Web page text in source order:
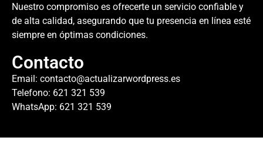
Nuestro compromiso es ofrecerte un servicio confiable y
de alta calidad, asegurando que tu presencia en línea esté
siempre en óptimas condiciones.
Contacto
Email: contacto@actualizarwordpress.es
Telefono: 621 321 539
WhatsApp: 621 321 539